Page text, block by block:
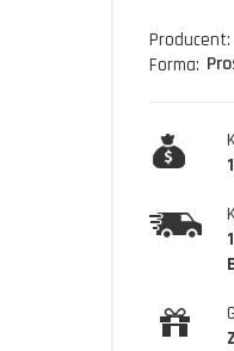
Producent:
Forma: